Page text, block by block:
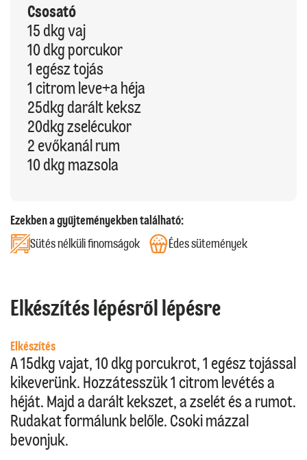
Csosató
15 dkg vaj
10 dkg porcukor
1 egész tojás
1 citrom leve+a héja
25dkg darált keksz
20dkg zselécukor
2 evőkanál rum
10 dkg mazsola
Ezekben a gyűjteményekben található:
Sütés nélküli finomságok
Édes sütemények
Elkészítés lépésről lépésre
Elkészítés
A 15dkg vajat, 10 dkg porcukrot, 1 egész tojással
kikeverünk. Hozzátesszük 1 citrom levétés a
héját. Majd a darált kekszet, a zselét és a rumot.
Rudakat formálunk belőle. Csoki mázzal
bevonjuk.